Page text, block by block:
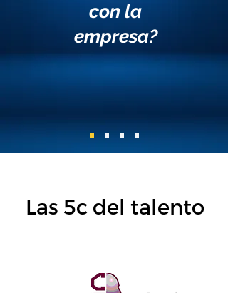
con la
empresa?
Las 5c del talento